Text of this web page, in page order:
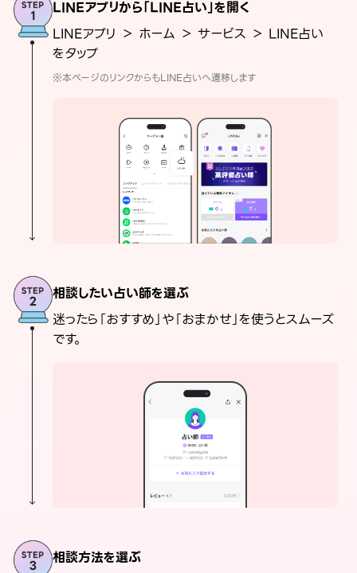
LINEアプリから「LINE占い」を開く
LINEアプリ ＞ ホーム ＞ サービス ＞ LINE占い
をタップ
※本ページのリンクからもLINE占いへ遷移します
相談したい占い師を選ぶ
迷ったら「おすすめ」や「おまかせ」を使うとスムーズ
です。
相談方法を選ぶ